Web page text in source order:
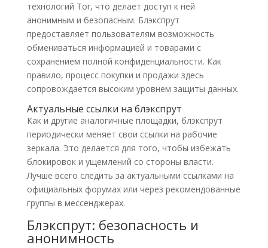
технологий Tor, что делает доступ к ней
анонимным и безопасным. Блэкспрут
предоставляет пользователям возможность
обмениваться информацией и товарами с
сохранением полной конфиденциальности. Как
правило, процесс покупки и продажи здесь
сопровождается высоким уровнем защиты данных.
Актуальные ссылки на блэкспрут
Как и другие аналогичные площадки, блэкспрут
периодически меняет свои ссылки на рабочие
зеркала. Это делается для того, чтобы избежать
блокировок и ущемлений со стороны власти.
Лучше всего следить за актуальными ссылками на
официальных форумах или через рекомендованные
группы в мессенджерах.
Блэкспрут: безопасность и
анонимность